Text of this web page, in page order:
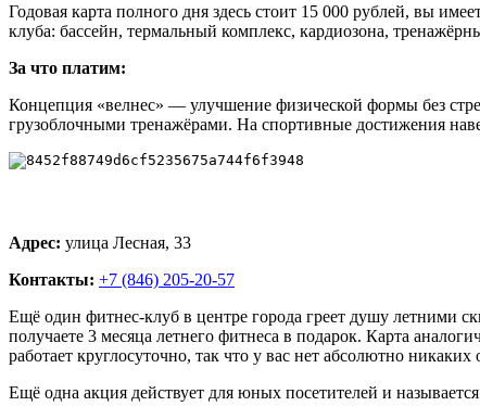
Годовая карта полного дня здесь стоит 15 000 рублей, вы
клуба: бассейн, термальный комплекс, кардиозона,
За что платим:
Концепция «велнес» — улучшение физической формы без
грузоблочными тренажёрами. На спортивные достижения
Адрес: улица Лесная, 33
Контакты: +7 (846) 205-20-57
Ещё один фитнес-клуб в центре города греет душу летними
получаете 3 месяца летнего фитнеса в подарок. Карта
работает круглосуточно, так что у вас нет абсолютно
Ещё одна акция действует для юных посетителей и